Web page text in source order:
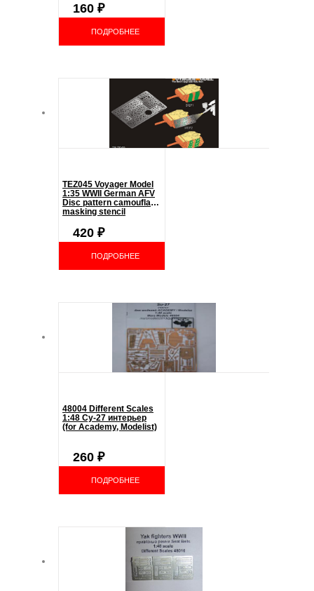
160 ₽
ПОДРОБНЕЕ
TEZ045 Voyager Model
1:35 WWII German AFV
Disc pattern camouflage
masking stencil
420 ₽
ПОДРОБНЕЕ
48004 Different Scales
1:48 Су-27 интерьер
(for Academy, Modelist)
260 ₽
ПОДРОБНЕЕ